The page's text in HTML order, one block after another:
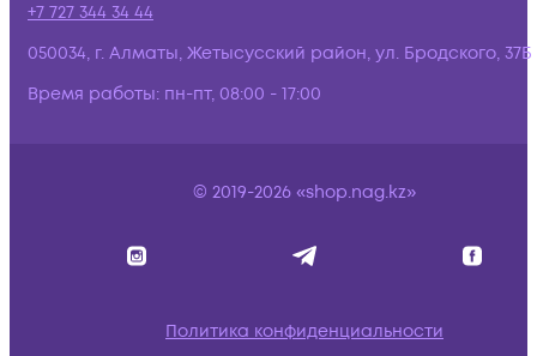
+7 727 344 34 44
050034, г. Алматы, Жетысусский район, ул. Бродского, 37Б
Время работы: пн-пт, 08:00 - 17:00
© 2019-2026 «shop.nag.kz»
Политика конфиденциальности